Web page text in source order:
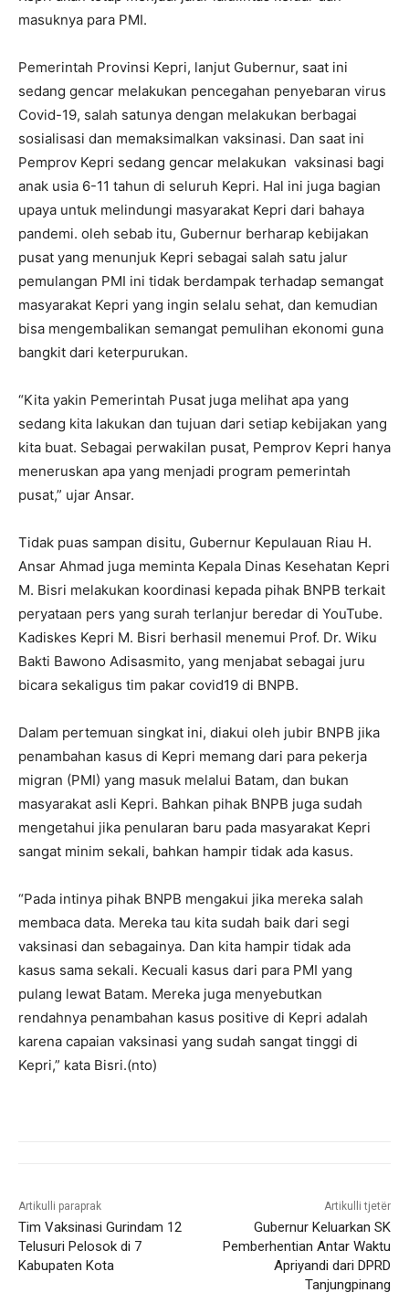
masuknya para PMI.
Pemerintah Provinsi Kepri, lanjut Gubernur, saat ini
sedang gencar melakukan pencegahan penyebaran virus
Covid-19, salah satunya dengan melakukan berbagai
sosialisasi dan memaksimalkan vaksinasi. Dan saat ini
Pemprov Kepri sedang gencar melakukan vaksinasi bagi
anak usia 6-11 tahun di seluruh Kepri. Hal ini juga bagian
upaya untuk melindungi masyarakat Kepri dari bahaya
pandemi. oleh sebab itu, Gubernur berharap kebijakan
pusat yang menunjuk Kepri sebagai salah satu jalur
pemulangan PMI ini tidak berdampak terhadap semangat
masyarakat Kepri yang ingin selalu sehat, dan kemudian
bisa mengembalikan semangat pemulihan ekonomi guna
bangkit dari keterpurukan.
“Kita yakin Pemerintah Pusat juga melihat apa yang
sedang kita lakukan dan tujuan dari setiap kebijakan yang
kita buat. Sebagai perwakilan pusat, Pemprov Kepri hanya
meneruskan apa yang menjadi program pemerintah
pusat,” ujar Ansar.
Tidak puas sampan disitu, Gubernur Kepulauan Riau H.
Ansar Ahmad juga meminta Kepala Dinas Kesehatan Kepri
M. Bisri melakukan koordinasi kepada pihak BNPB terkait
peryataan pers yang surah terlanjur beredar di YouTube.
Kadiskes Kepri M. Bisri berhasil menemui Prof. Dr. Wiku
Bakti Bawono Adisasmito, yang menjabat sebagai juru
bicara sekaligus tim pakar covid19 di BNPB.
Dalam pertemuan singkat ini, diakui oleh jubir BNPB jika
penambahan kasus di Kepri memang dari para pekerja
migran (PMI) yang masuk melalui Batam, dan bukan
masyarakat asli Kepri. Bahkan pihak BNPB juga sudah
mengetahui jika penularan baru pada masyarakat Kepri
sangat minim sekali, bahkan hampir tidak ada kasus.
“Pada intinya pihak BNPB mengakui jika mereka salah
membaca data. Mereka tau kita sudah baik dari segi
vaksinasi dan sebagainya. Dan kita hampir tidak ada
kasus sama sekali. Kecuali kasus dari para PMI yang
pulang lewat Batam. Mereka juga menyebutkan
rendahnya penambahan kasus positive di Kepri adalah
karena capaian vaksinasi yang sudah sangat tinggi di
Kepri,” kata Bisri.(nto)
Artikulli paraprak
Tim Vaksinasi Gurindam 12
Telusuri Pelosok di 7
Kabupaten Kota
Artikulli tjetër
Gubernur Keluarkan SK
Pemberhentian Antar Waktu
Apriyandi dari DPRD
Tanjungpinang